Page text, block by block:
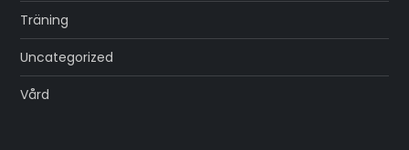
Träning
Uncategorized
Vård